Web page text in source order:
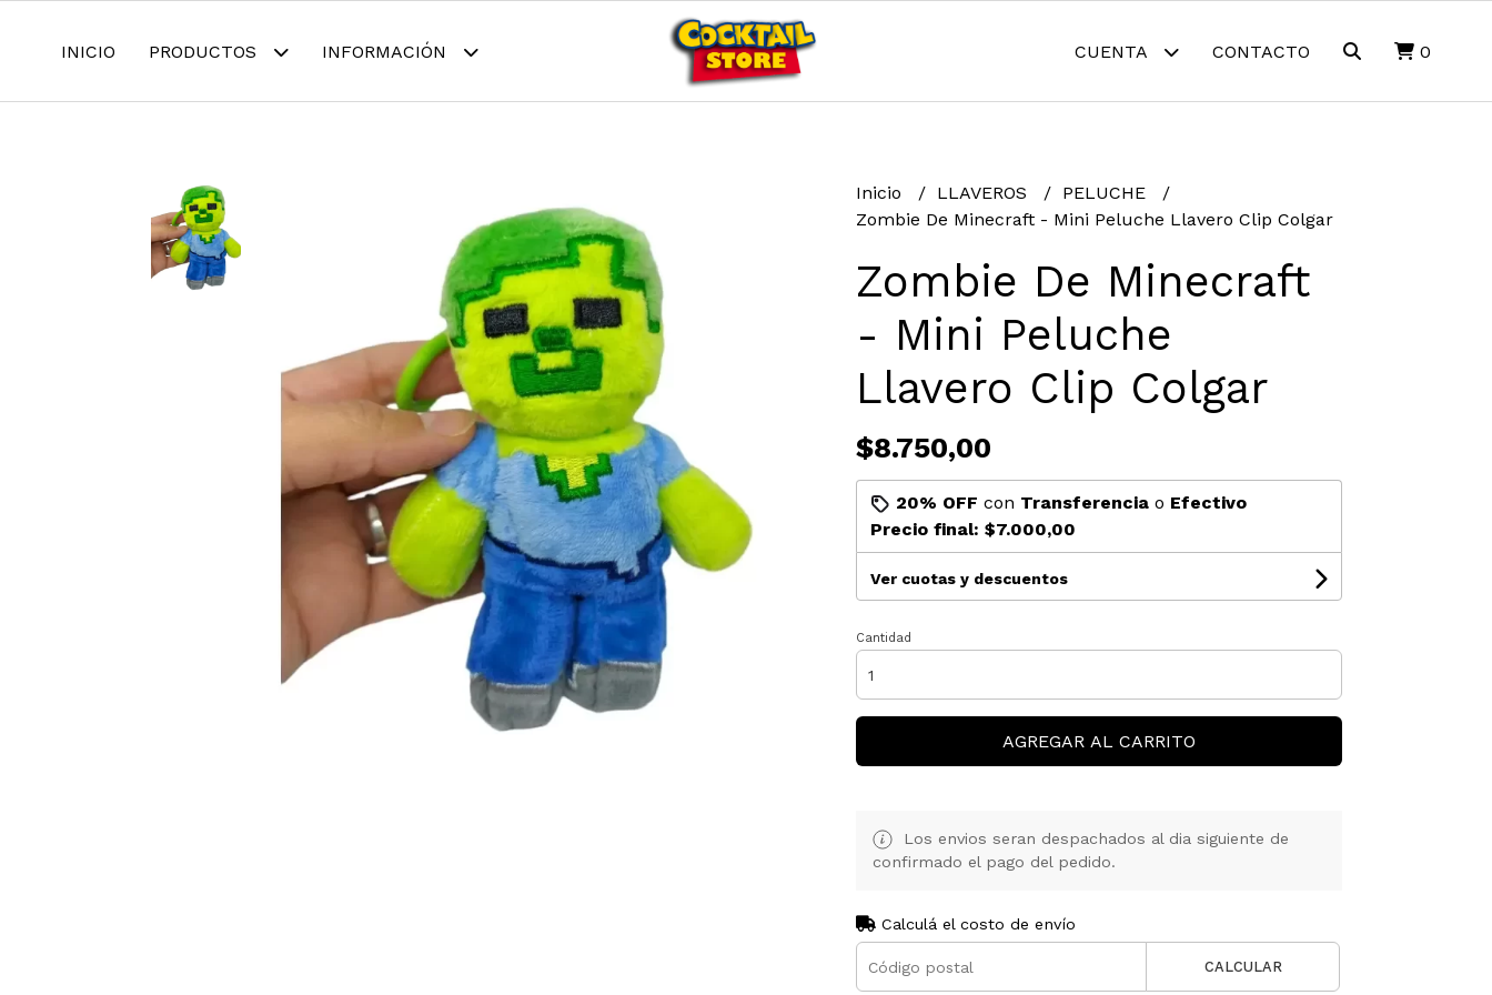
INICIO PRODUCTOS INFORMACIÓN CUENTA CONTACTO 0
Inicio LLAVEROS
PELUCHE
Zombie De Minecraft - Mini Peluche Llavero Clip Colgar
Zombie De Minecraft
- Mini Peluche
Llavero Clip Colgar
$8.750,00
20% OFF con Transferenciao Efectivo
Precio final: $7.000,00
Ver cuotas y descuentos
Cantidad
AGREGAR AL CARRITO
Los envios seran despachados al dia siguiente de
confirmado el pago del pedido.
Calculá el costo de envío
CALCULAR